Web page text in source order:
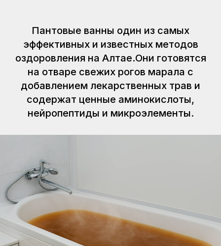
Пантовые ванны один из самых
эффективных и известных методов
оздоровления на Алтае.Они готовятся
на отваре свежих рогов марала с
добавлением лекарственных трав и
содержат ценные аминокислоты,
нейропептиды и микроэлементы.